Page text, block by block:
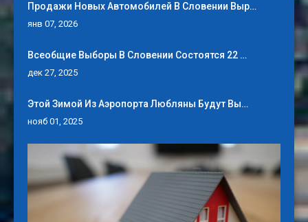
Продажи Новых Автомобилей В Словении Выр…
янв 07, 2026
Всеобщие Выборы В Словении Состоятся 22 …
дек 27, 2025
Этой Зимой Из Аэропорта Любляны Будут Вы…
нояб 01, 2025